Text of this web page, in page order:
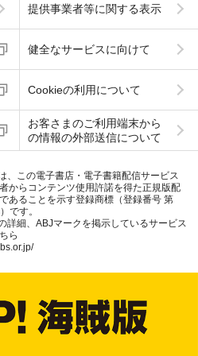
提供事業者等に関する表示
健全なサービスに向けて
Cookieの利用について
お客さまのご利用端末から
の情報の外部送信について
、この電子書店・電子書籍配信サービス
からコンテンツ使用許諾を得た正規版配
あることを示す登録商標（登録番号 第
です。
詳細、ABJマークを掲示しているサービス
ら